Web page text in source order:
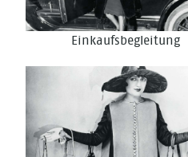
Einkaufsbegleitung